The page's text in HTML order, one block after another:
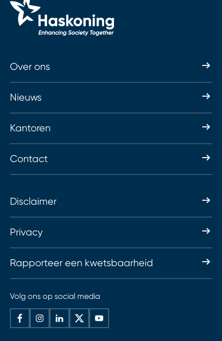
Over ons
Nieuws
Kantoren
Contact
Disclaimer
Privacy
Rapporteer een kwetsbaarheid
Volg ons op social media